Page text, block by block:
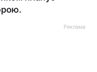
Реклама